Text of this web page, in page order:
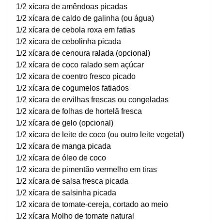
1/2 xícara de amêndoas picadas
1/2 xícara de caldo de galinha (ou água)
1/2 xícara de cebola roxa em fatias
1/2 xícara de cebolinha picada
1/2 xícara de cenoura ralada (opcional)
1/2 xícara de coco ralado sem açúcar
1/2 xícara de coentro fresco picado
1/2 xícara de cogumelos fatiados
1/2 xícara de ervilhas frescas ou congeladas
1/2 xícara de folhas de hortelã fresca
1/2 xícara de gelo (opcional)
1/2 xícara de leite de coco (ou outro leite vegetal)
1/2 xícara de manga picada
1/2 xícara de óleo de coco
1/2 xícara de pimentão vermelho em tiras
1/2 xícara de salsa fresca picada
1/2 xícara de salsinha picada
1/2 xícara de tomate-cereja, cortado ao meio
1/2 xícara Molho de tomate natural